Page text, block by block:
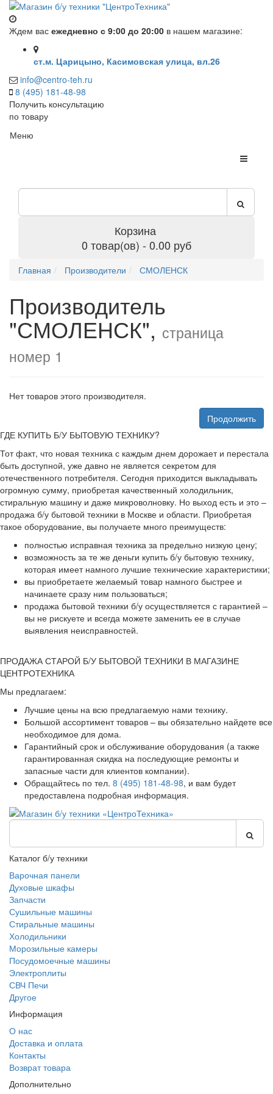
Ждем вас ежедневно с 9:00 до 20:00 в нашем магазине:
ст.м. Царицыно, Касимовская улица, вл.26
info@centro-teh.ru
8 (495) 181-48-98
Получить консультацию
по товару
Меню
Корзина
0 товар(ов) - 0.00 руб
Главная Производители СМОЛЕНСК
Производитель
"СМОЛЕНСК", страница
номер 1
Нет товаров этого производителя.
Продолжить
ГДЕ КУПИТЬ Б/У БЫТОВУЮ ТЕХНИКУ?
Тот факт, что новая техника с каждым днем дорожает и перестала
быть доступной, уже давно не является секретом для
отечественного потребителя. Сегодня приходится выкладывать
огромную сумму, приобретая качественный холодильник,
стиральную машину и даже микроволновку. Но выход есть и это –
продажа б/у бытовой техники в Москве и области. Приобретая
такое оборудование, вы получаете много преимуществ:
полностью исправная техника за предельно низкую цену;
возможность за те же деньги купить б/у бытовую технику,
которая имеет намного лучшие технические характеристики;
вы приобретаете желаемый товар намного быстрее и
начинаете сразу ним пользоваться;
продажа бытовой техники б/у осуществляется с гарантией –
вы не рискуете и всегда можете заменить ее в случае
выявления неисправностей.
ПРОДАЖА СТАРОЙ Б/У БЫТОВОЙ ТЕХНИКИ В МАГАЗИНЕ
ЦЕНТРОТЕХНИКА
Мы предлагаем:
Лучшие цены на всю предлагаемую нами технику.
Большой ассортимент товаров – вы обязательно найдете все
необходимое для дома.
Гарантийный срок и обслуживание оборудования (а также
гарантированная скидка на последующие ремонты и
запасные части для клиентов компании).
Обращайтесь по тел. 8 (495) 181-48-98, и вам будет
предоставлена подробная информация.
Каталог б/у техники
Варочная панели
Духовые шкафы
Запчасти
Сушильные машины
Стиральные машины
Холодильники
Морозильные камеры
Посудомоечные машины
Электроплиты
СВЧ Печи
Другое
Информация
О нас
Доставка и оплата
Контакты
Возврат товара
Дополнительно